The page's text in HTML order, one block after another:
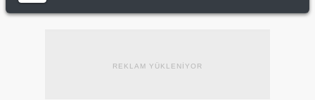
REKLAM YÜKLENİYOR